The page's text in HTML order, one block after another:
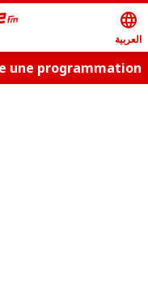
language
العربية
une programmation